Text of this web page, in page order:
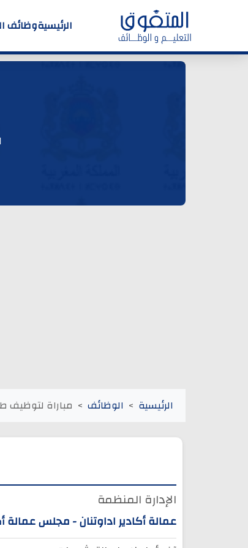
الرئيسيةوظائف
الرئيسية الوظائف مباراة لتوظيف
الإدارة المنظمة
عمالة أكادير اداوتنان - مجلس عمالة